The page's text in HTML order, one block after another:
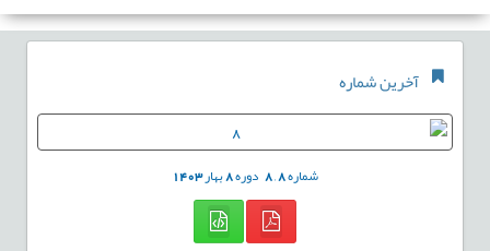
آخرین شماره
شماره8
,
8 دوره8بهار1403